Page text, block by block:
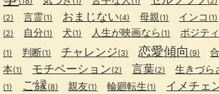
(2) 言霊(1) おまじない(4) 母親(1) インコ (1)
(2) 自分(1) 犬(1) 人生が映画なら (1) ポジテ
(1) 判断(1) チャレンジ(3) 恋愛傾向 (9)
本(1) モチベーション(2) 言葉(2) 生きづら
(1) ご縁(8) 親友(1) 輪廻転生(1) イメチェ